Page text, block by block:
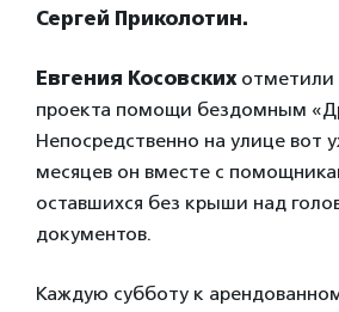
Сергей Приколотин.
Евгения Косовскихотметили
проекта помощи бездомным
Непосредственно на улице вот
месяцев он вместе с
оставшихся без крыши над
документов.
Каждую субботу к